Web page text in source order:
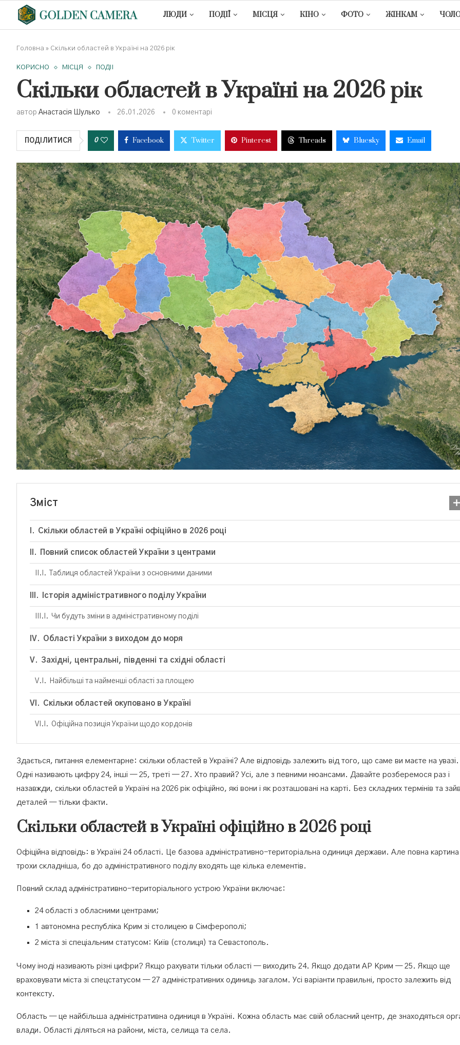
ЛЮДИ ПОДІЇ МІСЦЯ КІНО ФОТО ЖІНКАМ
Головна » Скільки областей в Україні на 2026 рік
КОРИСНО МІСЦЯ ПОДІЇ
Скільки областей в Україні на 2026 рік
автор Анастасія Шулько 26.01.2026 0 коментарі
ПОДІЛИТИСЯ 0 Facebook Twitter Pinterest Threads Bluesky Email
Зміст
Скільки областей в Україні офіційно в 2026 році
Повний список областей України з центрами
Таблиця областей України з основними даними
Історія адміністративного поділу України
Чи будуть зміни в адміністративному поділі
Області України з виходом до моря
Західні, центральні, південні та східні області
Найбільші та найменші області за площею
Скільки областей окуповано в Україні
Офіційна позиція України щодо кордонів
Здається, питання елементарне: скільки областей в Україні? Але відповідь залежить від того, що саме ви маєте на увазі.
Одні називають цифру 24, інші — 25, треті — 27. Хто правий? Усі, але з певними нюансами. Давайте розберемося раз і
назавжди, скільки областей в Україні на 2026 рік офіційно, які вони і як розташовані на карті. Без складних термінів та
деталей — тільки факти.
Скільки областей в Україні офіційно в 2026 році
Офіційна відповідь: в Україні 24 області. Це базова адміністративно-територіальна одиниця держави. Але повна картина
трохи складніша, бо до адміністративного поділу входять ще кілька елементів.
Повний склад адміністративно-територіального устрою України включає:
24 області з обласними центрами;
1 автономна республіка Крим зі столицею в Сімферополі;
2 міста зі спеціальним статусом: Київ (столиця) та Севастополь.
Чому іноді називають різні цифри? Якщо рахувати тільки області — виходить 24. Якщо додати АР Крим — 25. Якщо ще
враховувати міста зі спецстатусом — 27 адміністративних одиниць загалом. Усі варіанти правильні, просто залежить від
контексту.
Область — це найбільша адміністративна одиниця в Україні. Кожна область має свій обласний центр, де знаходяться
влади. Області діляться на райони, міста, селища та села.
робити в